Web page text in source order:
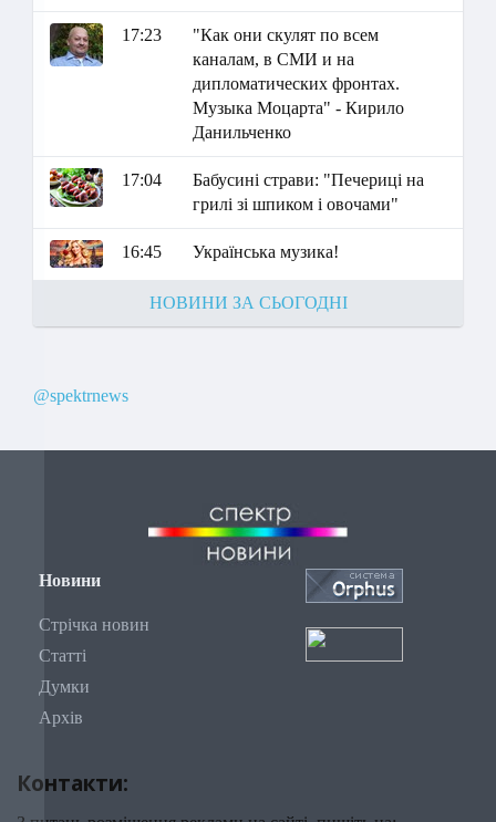
17:23
"Как они скулят по всем
каналам, в СМИ и на
дипломатических фронтах.
Музыка Моцарта" - Кирило
Данильченко
17:04
Бабусині страви: "Печериці на
грилі зі шпиком і овочами"
16:45 Українська музика!
НОВИНИ ЗА СЬОГОДНІ
@spektrnews
Новини
Стрічка новин
Статті
Думки
Архів
Контакти: